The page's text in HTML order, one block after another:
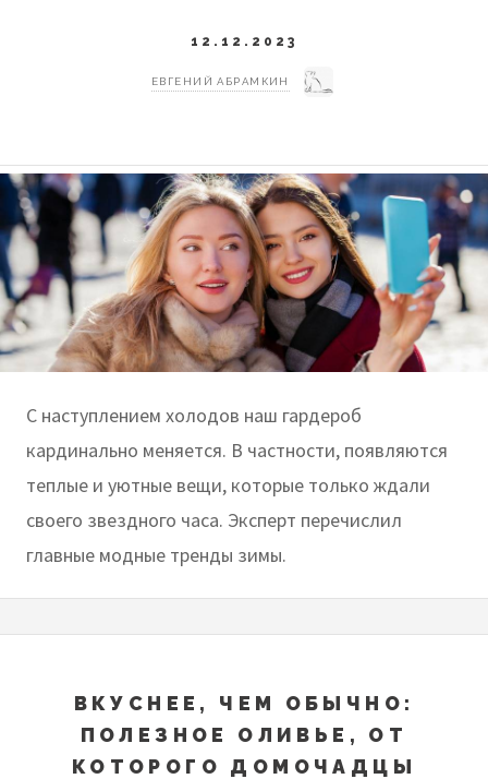
12.12.2023
ЕВГЕНИЙ АБРАМКИН
С наступлением холодов наш гардероб
кардинально меняется. В частности, появляются
теплые и уютные вещи, которые только ждали
своего звездного часа. Эксперт перечислил
главные модные тренды зимы.
ВКУСНЕЕ, ЧЕМ ОБЫЧНО:
ПОЛЕЗНОЕ ОЛИВЬЕ, ОТ
КОТОРОГО ДОМОЧАДЦЫ